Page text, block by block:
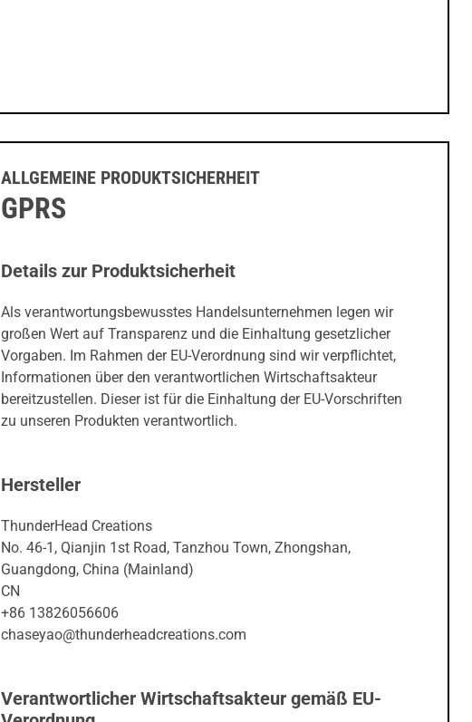
ALLGEMEINE PRODUKTSICHERHEIT
GPRS
Details zur Produktsicherheit
Als verantwortungsbewusstes Handelsunternehmen legen wir
großen Wert auf Transparenz und die Einhaltung gesetzlicher
Vorgaben. Im Rahmen der EU-Verordnung sind wir verpflichtet,
Informationen über den verantwortlichen Wirtschaftsakteur
bereitzustellen. Dieser ist für die Einhaltung der EU-Vorschriften
zu unseren Produkten verantwortlich.
Hersteller
ThunderHead Creations
No. 46-1, Qianjin 1st Road, Tanzhou Town, Zhongshan,
Guangdong, China (Mainland)
CN
+86 13826056606
chaseyao@thunderheadcreations.com
Verantwortlicher Wirtschaftsakteur gemäß EU-